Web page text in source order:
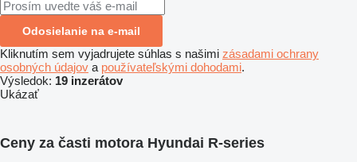
Odosielanie na e-mail
Kliknutím sem vyjadrujete súhlas s našimi zásadami ochrany
osobných údajov a používateľskými dohodami.
Výsledok: 19 inzerátov
Ukázať
Ceny za časti motora Hyundai R-series